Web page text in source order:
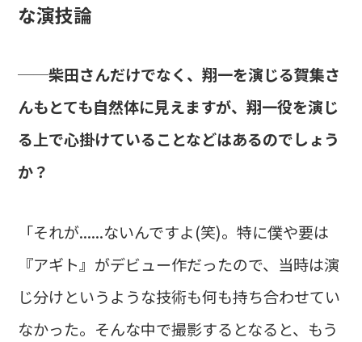
な演技論
──柴田さんだけでなく、翔一を演じる賀集さ
んもとても自然体に見えますが、翔一役を演じ
る上で心掛けていることなどはあるのでしょう
か？
「それが......ないんですよ(笑)。特に僕や要は
『アギト』がデビュー作だったので、当時は演
じ分けというような技術も何も持ち合わせてい
なかった。そんな中で撮影するとなると、もう